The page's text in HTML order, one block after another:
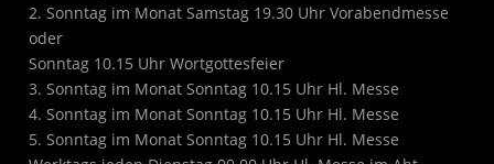
2. Sonntag im Monat Samstag 19.30 Uhr Vorabendmesse
oder
Sonntag 10.15 Uhr Wortgottesfeier
3. Sonntag im Monat Sonntag 10.15 Uhr Hl. Messe
4. Sonntag im Monat Sonntag 10.15 Uhr Hl. Messe
5. Sonntag im Monat Sonntag 10.15 Uhr Hl. Messe